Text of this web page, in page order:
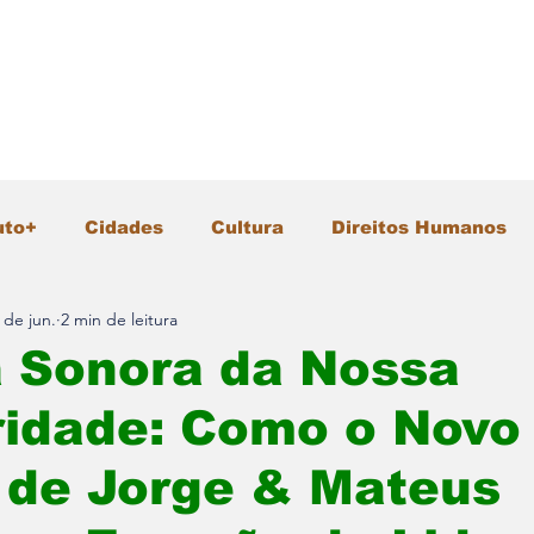
Cidades Cultura Direitos Humanos
Gastronomia
Ambiente Pesquisa e Inovação Polícia
Tecnologia
Sonora da Nossa
Como o Novo
Jorge & Mateus
de jun. 2 min de leitura